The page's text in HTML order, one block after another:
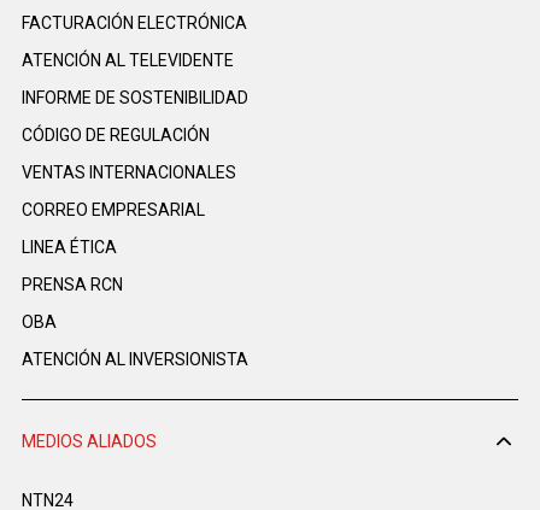
FACTURACIÓN ELECTRÓNICA
ATENCIÓN AL TELEVIDENTE
INFORME DE SOSTENIBILIDAD
CÓDIGO DE REGULACIÓN
VENTAS INTERNACIONALES
CORREO EMPRESARIAL
LINEA ÉTICA
PRENSA RCN
OBA
ATENCIÓN AL INVERSIONISTA
MEDIOS ALIADOS
NTN24